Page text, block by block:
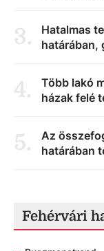
3.
Hatalmas
határában,
4.
Több lakó
házak felé
5.
Az
határában
Fehérvári